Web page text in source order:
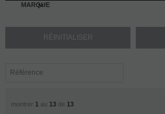
MARQUE
montrer 1 au 13de 13